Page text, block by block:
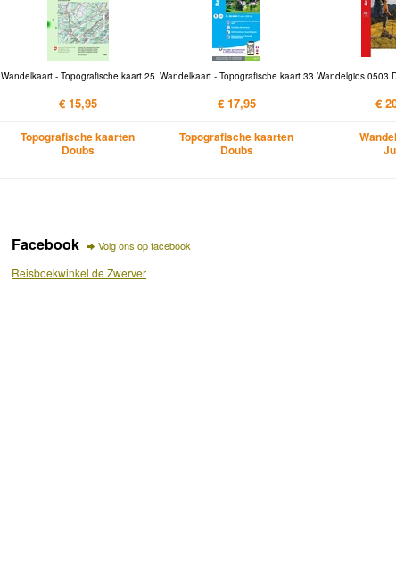
Wandelkaart - Topografische kaart 25
€ 15,95
Topografische kaarten
Doubs
Wandelkaart - Topografische kaart 33
€ 17,95
Topografische kaarten
Doubs
Wandelgids 0503
€
Facebook Volg ons op facebook
Reisboekwinkel de Zwerver